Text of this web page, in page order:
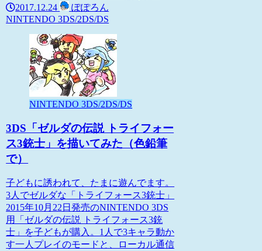
2017.12.24
ぽぽろん
NINTENDO 3DS/2DS/DS
NINTENDO 3DS/2DS/DS
3DS「ゼルダの伝説 トライフォー
ス3銃士」を描いてみた（色鉛筆
で）
子どもに誘われて、たまに遊んでます。
3人でゼルダな「トライフォース3銃士」
2015年10月22日発売のNINTENDO 3DS
用「ゼルダの伝説 トライフォース3銃
士」を子どもが購入。1人で3キャラ動か
す一人プレイのモードと、ローカル通信